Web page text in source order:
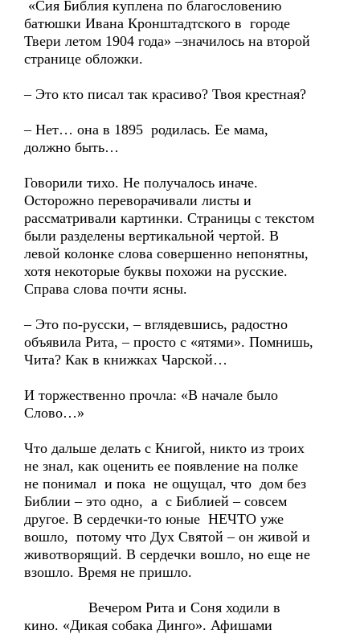
«Сия Библия куплена по благословению
батюшки Ивана Кронштадтского в городе
Твери летом 1904 года» –значилось на второй
странице обложки.
– Это кто писал так красиво? Твоя крестная?
– Нет… она в 1895 родилась. Ее мама,
должно быть…
Говорили тихо. Не получалось иначе.
Осторожно переворачивали листы и
рассматривали картинки. Страницы с текстом
были разделены вертикальной чертой. В
левой колонке слова совершенно непонятны,
хотя некоторые буквы похожи на русские.
Справа слова почти ясны.
– Это по-русски, – вглядевшись, радостно
объявила Рита, – просто с «ятями». Помнишь,
Чита? Как в книжках Чарской…
И торжественно прочла: «В начале было
Слово…»
Что дальше делать с Книгой, никто из троих
не знал, как оценить ее появление на полке
не понимал и пока не ощущал, что дом без
Библии – это одно, а с Библией – совсем
другое. В сердечки-то юные НЕЧТО уже
вошло, потому что Дух Святой – он живой и
животворящий. В сердечки вошло, но еще не
взошло. Время не пришло.
Вечером Рита и Соня ходили в
кино. «Дикая собака Динго». Афишами